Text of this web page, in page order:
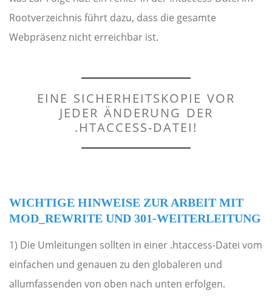
Rootverzeichnis führt dazu, dass die gesamte
Webpräsenz nicht erreichbar ist.
EINE SICHERHEITSKOPIE VOR
JEDER ÄNDERUNG DER
.HTACCESS-DATEI!
WICHTIGE HINWEISE ZUR ARBEIT MIT
MOD_REWRITE UND 301-WEITERLEITUNG
1) Die Umleitungen sollten in einer .htaccess-Datei vom
einfachen und genauen zu den globaleren und
allumfassenden von oben nach unten erfolgen.